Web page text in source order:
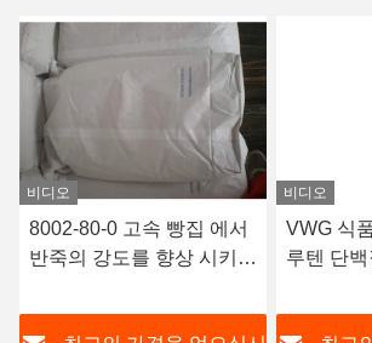
비디오
8002-80-0 고속 빵집 에서
반죽의 강도를 향상 시키기
비디오
VWG 식
루텐 단